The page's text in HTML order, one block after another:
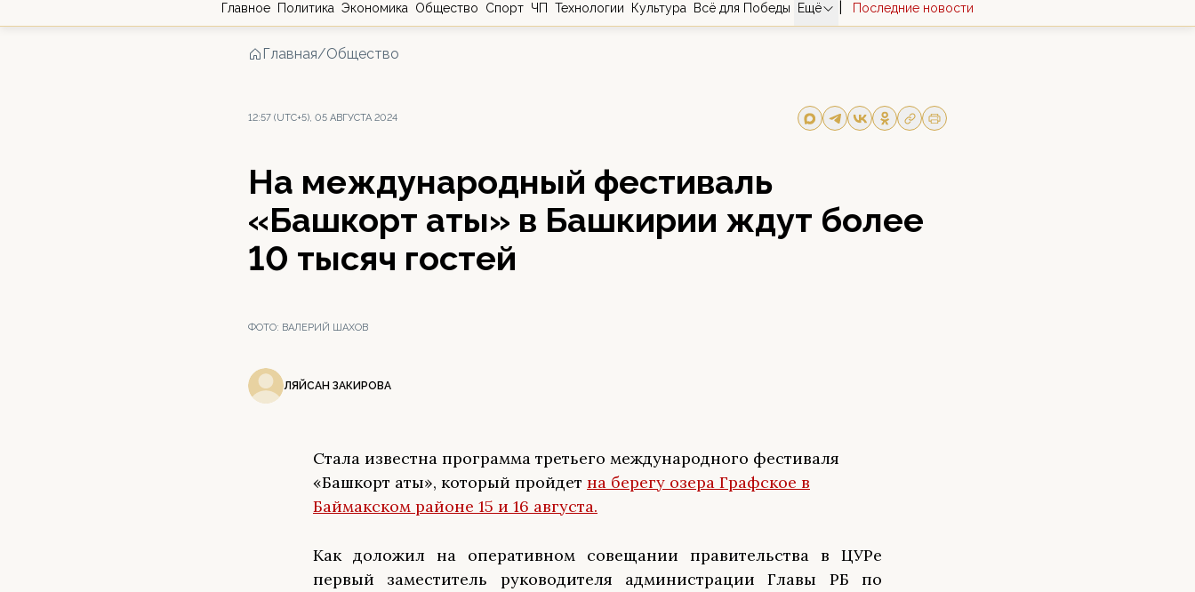
Главное Политика Экономика Общество Спорт ЧП Технологии Культура Всё для Победы Ещё Последние новости
Главная/Общество
12:57 (UTC+5), 05 АВГУСТА 2024
На международный фестиваль
«Башкорт аты» в Башкирии ждут более
10 тысяч гостей
ФОТО: ВАЛЕРИЙ ШАХОВ
ЛЯЙСАН ЗАКИРОВА
Стала известна программа третьего международного фестиваля
«Башкорт аты», который пройдет на берегу озера Графское в
Баймакском районе 15 и 16 августа.
Как доложил на оперативном совещании правительства в ЦУРе
первый заместитель руководителя администрации Главы РБ по